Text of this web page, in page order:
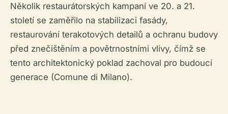
Několik restaurátorských kampaní ve 20. a 21.
století se zaměřilo na stabilizaci fasády,
restaurování terakotových detailů a ochranu budovy
před znečištěním a povětrnostními vlivy, čímž se
tento architektonický poklad zachoval pro budoucí
generace (Comune di Milano).